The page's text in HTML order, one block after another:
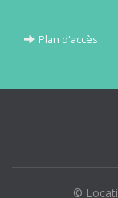
Plan d'accès
©